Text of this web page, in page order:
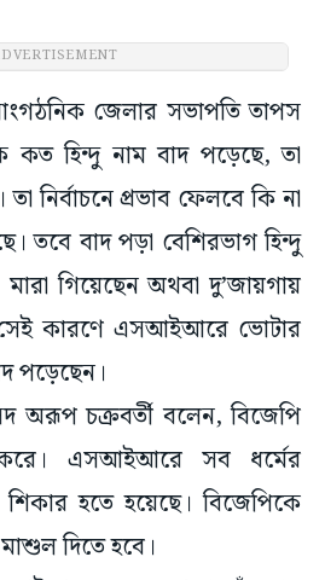
জেলার সভাপতি তাপস
কত হিন্দু নাম বাদ পড়েছে, তা
নির্বাচনে প্রভাব ফেলবে কি না
তবে বাদ পড়া বেশিরভাগ হিন্দু
গিয়েছেন অথবা দু’জায়গায়
সেই কারণে এসআইআরে ভোটার
পড়েছেন।
অরূপ চক্রবর্তী বলেন, বিজেপি
এসআইআরে সব ধর্মের
হতে হয়েছে। বিজেপিকে
দিতে হবে।